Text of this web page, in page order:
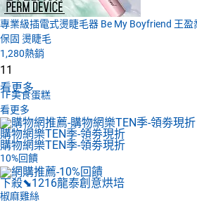
專業級插電式燙睫毛器 Be My Boyfriend 王
保固 燙睫毛
1,280熱銷
11
看更多
1F美食蛋糕
看更多
購物網樂TEN季-領劵現折
購物網樂TEN季-領劵現折
10%回饋
下殺⬊1216龍泰創意烘培
椒麻雞絲